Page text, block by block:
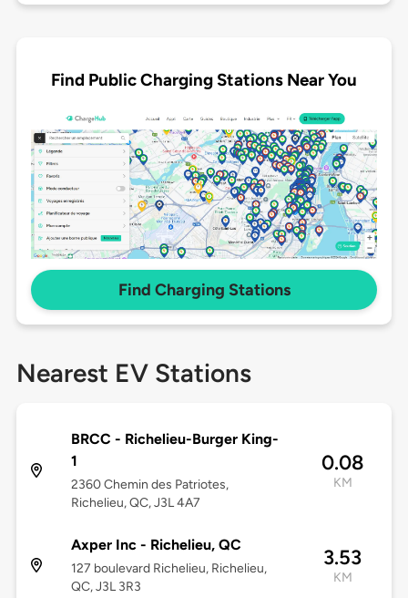
Find Public Charging Stations Near You
Find Charging Stations
Nearest EV Stations
BRCC - Richelieu-Burger King-
1
2360 Chemin des Patriotes,
Richelieu, QC, J3L 4A7
0.08
KM
Axper Inc - Richelieu, QC
127 boulevard Richelieu, Richelieu,
QC, J3L 3R3
3.53
KM